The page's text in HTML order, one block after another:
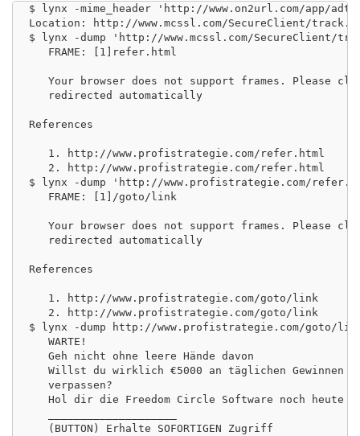
$ lynx -mime_header 'http://www.on2url.com/app/
Location: http://www.mcssl.com/SecureClient/
$ lynx -dump 'http://www.mcssl.com/SecureClient/
   FRAME: [1]refer.html
Your browser does not support frames. Please
   redirected automatically
References
   1. http://www.profistrategie.com/refer.html
   2. http://www.profistrategie.com/refer.html
$ lynx -dump 'http://www.profistrategie.com/
   FRAME: [1]/goto/link
Your browser does not support frames. Please
   redirected automatically
References
   1. http://www.profistrategie.com/goto/link
   2. http://www.profistrategie.com/goto/link
$ lynx -dump http://www.profistrategie.com/goto/
   WARTE!
   Geh nicht ohne leere Hände davon
Willst du wirklich €5000 an täglichen Gewinnen
   verpassen?
Hol dir die Freedom Circle Software noch heute
   (BUTTON) Erhalte SOFORTIGEN Zugriff